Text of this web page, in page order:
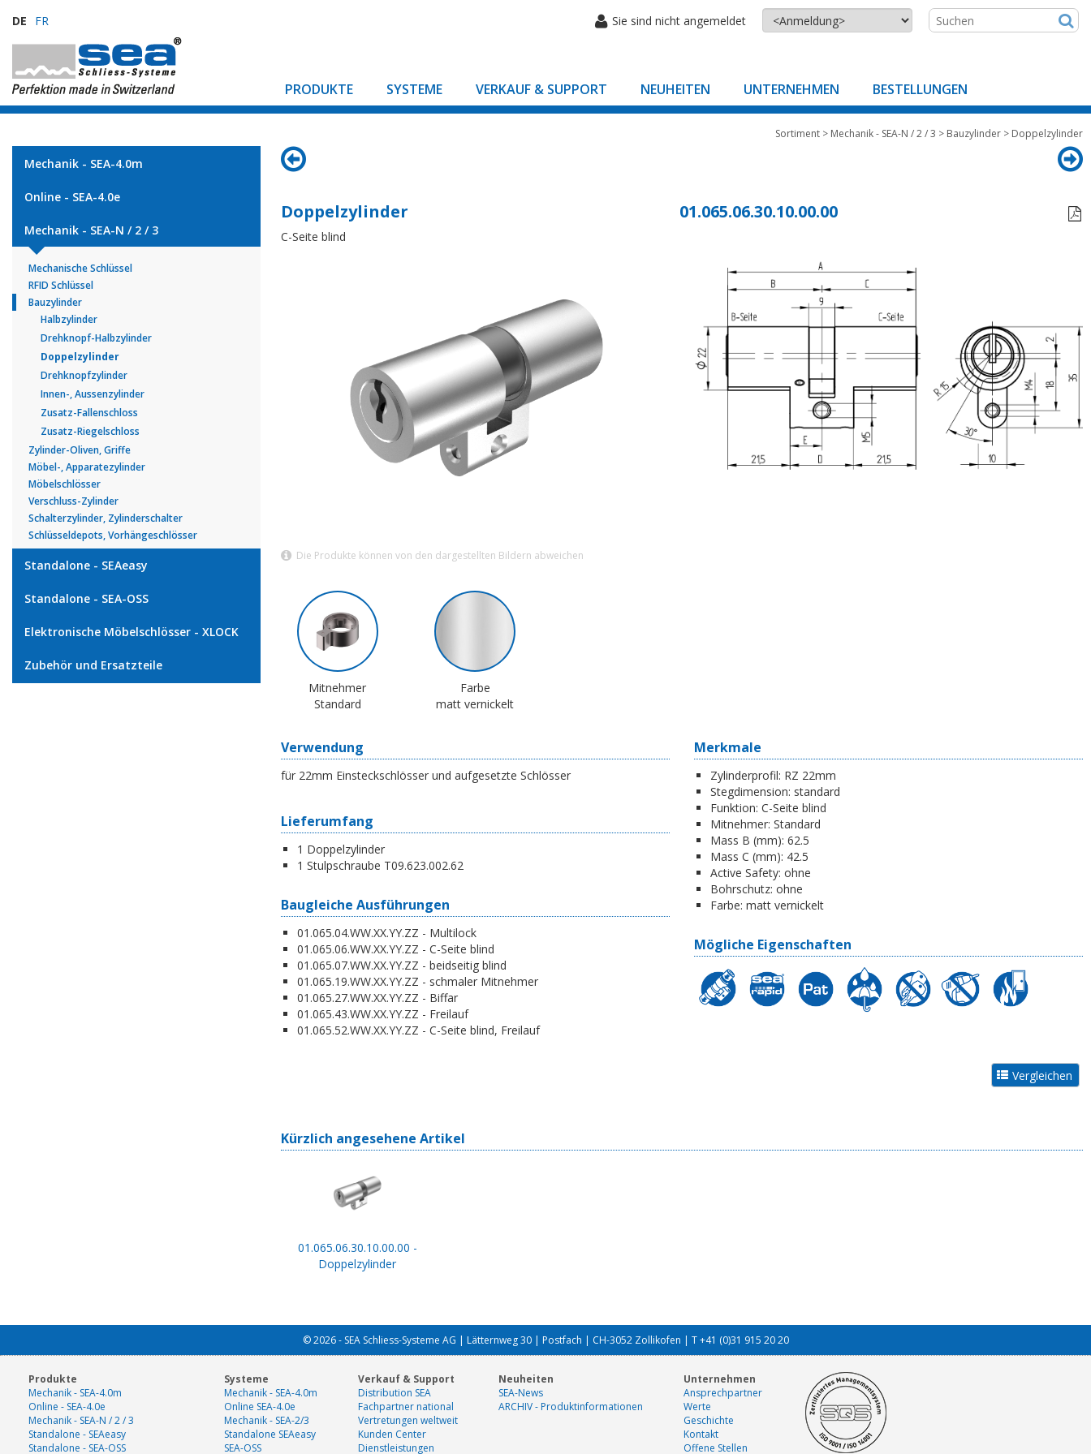
DE FR Sie sind nicht angemeldet
PRODUKTE SYSTEME VERKAUF & SUPPORT NEUHEITEN UNTERNEHMEN BESTELLUNGEN
Mechanik - SEA-4.0m
Online - SEA-4.0e
Mechanik - SEA-N / 2 / 3
Mechanische Schlüssel
RFID Schlüssel
Bauzylinder
Halbzylinder
Drehknopf-Halbzylinder
Doppelzylinder
Drehknopfzylinder
Innen-, Aussenzylinder
Zusatz-Fallenschloss
Zusatz-Riegelschloss
Zylinder-Oliven, Griffe
Möbel-, Apparatezylinder
Möbelschlösser
Verschluss-Zylinder
Schalterzylinder, Zylinderschalter
Schlüsseldepots, Vorhängeschlösser
Standalone - SEAeasy
Standalone - SEA-OSS
Elektronische Möbelschlösser - XLOCK
Zubehör und Ersatzteile
Sortiment > Mechanik - SEA-N / 2 / 3 > Bauzylinder > Doppelzylinder
Doppelzylinder 01.065.06.30.10.00.00

C-Seite blind
Die Produkte können von den dargestellten Bildern abweichen
Mitnehmer
Standard
Farbe
matt vernickelt
Verwendung
für 22mm Einsteckschlösser und aufgesetzte Schlösser
Lieferumfang
1 Doppelzylinder
1 Stulpschraube T09.623.002.62
Baugleiche Ausführungen
01.065.04.WW.XX.YY.ZZ - Multilock
01.065.06.WW.XX.YY.ZZ - C-Seite blind
01.065.07.WW.XX.YY.ZZ - beidseitig blind
01.065.19.WW.XX.YY.ZZ - schmaler Mitnehmer
01.065.27.WW.XX.YY.ZZ - Biffar
01.065.43.WW.XX.YY.ZZ - Freilauf
01.065.52.WW.XX.YY.ZZ - C-Seite blind, Freilauf
Merkmale
Zylinderprofil: RZ 22mm
Stegdimension: standard
Funktion: C-Seite blind
Mitnehmer: Standard
Mass B (mm): 62.5
Mass C (mm): 42.5
Active Safety: ohne
Bohrschutz: ohne
Farbe: matt vernickelt
Mögliche Eigenschaften
Kürzlich angesehene Artikel
01.065.06.30.10.00.00 -
Doppelzylinder
© 2026 - SEA Schliess-Systeme AG | Lätternweg 30 | Postfach | CH-3052 Zollikofen | T +41 (0)31 915 20 20
Produkte
Mechanik - SEA-4.0m
Online - SEA-4.0e
Mechanik - SEA-N / 2 / 3
Standalone - SEAeasy
Standalone - SEA-OSS
Systeme
Mechanik - SEA-4.0m
Online SEA-4.0e
Mechanik - SEA-2/3
Standalone SEAeasy
SEA-OSS
Verkauf & Support
Distribution SEA
Fachpartner national
Vertretungen weltweit
Kunden Center
Dienstleistungen
Neuheiten
SEA-News
ARCHIV - Produktinformationen
Unternehmen
Ansprechpartner
Werte
Geschichte
Kontakt
Offene Stellen